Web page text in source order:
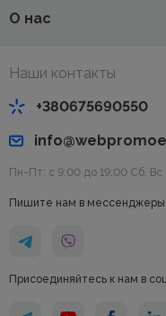
О нас
Наши контакты
+380675690550
Пн-Пт: с 9:00 до 19:00 Cб, Вс
Пишите нам в мессенджеры
Присоединяйтесь к нам в